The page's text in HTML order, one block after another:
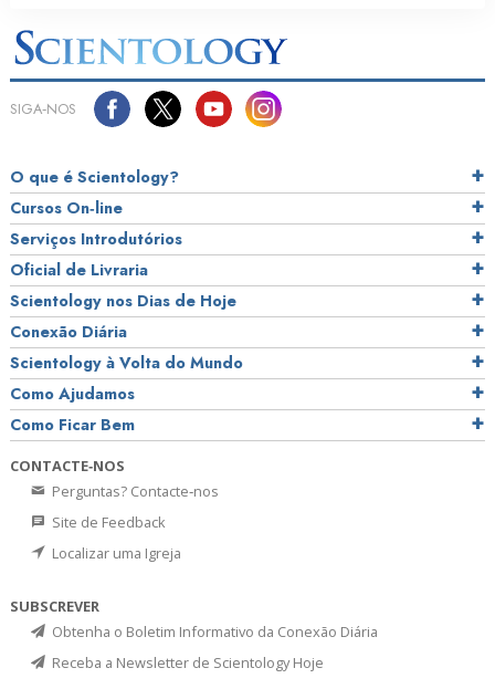
SIGA‑NOS
O que é Scientology?
Cursos On‑line
Serviços Introdutórios
Oficial de Livraria
Scientology nos Dias de Hoje
Conexão Diária
Scientology à Volta do Mundo
Como Ajudamos
Como Ficar Bem
CONTACTE‑NOS
Perguntas? Contacte‑nos
Site de Feedback
Localizar uma Igreja
SUBSCREVER
Obtenha o Boletim Informativo da Conexão Diária
Receba a Newsletter de Scientology Hoje